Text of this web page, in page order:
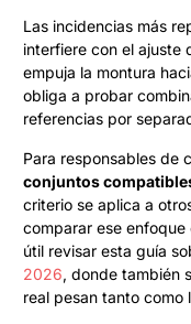
Las incidencias más
interfiere con el ajuste
empuja la montura
obliga a probar
referencias por
Para responsables de
conjuntos
criterio se aplica a
comparar ese
útil revisar esta guía
2026, donde también
real pesan tanto como